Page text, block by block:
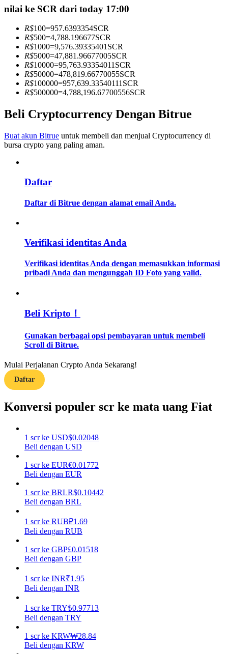
Analisis data besar termasuk info perdagangan, dll.
Panduan Pemula Berjangka
Strategi perdagangan
Menghasilkan
Babi Kekuatan
nilai ke SCR dari today 17:00
R$100=957.6393354SCR
R$500=4,788.196677SCR
R$1000=9,576.39335401 SCR
R$5000=47,881.96677005SCR
R$10000=95,763.93354011 SCR
R$50000=478,819.66770055SCR
R$100000=957,639.33540111 SCR
R$500000=4,788,196.67700556SCR
Beli Cryptocurrency Dengan Bitrue
Buat akun Bitrue untuk membeli dan menjual Cryptocurrency di
bursa crypto yang paling aman.
Daftar
Daftar di Bitrue dengan alamat email Anda.
Verifikasi identitas Anda
Verifikasi identitas Anda dengan memasukkan informasi
pribadi Anda dan mengunggah ID Foto yang valid.
Beli Kripto！
Gunakan berbagai opsi pembayaran untuk membeli
Scroll di Bitrue.
Mulai Perjalanan Crypto Anda Sekarang!
Daftar
Konversi populer scr ke mata uang Fiat
1 scr ke USD$0.02048
Beli dengan USD
1 scr ke EUR€0.01772
Beli dengan EUR
1 scr ke BRLR$0.10442
Beli dengan BRL
1 scr ke RUB₽1.69
Beli dengan RUB
1 scr ke GBP£0.01518
Beli dengan GBP
1 scr ke INR₹1.95
Beli dengan INR
1 scr ke TRY₺0.97713
Beli dengan TRY
1 scr ke KRW₩28.84
Beli dengan KRW